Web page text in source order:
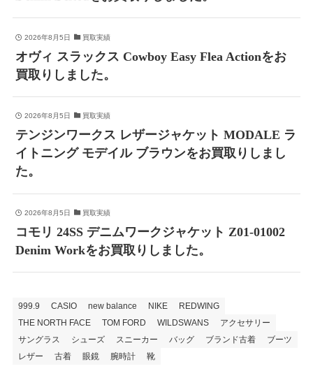
2026年8月5日 買取実績
オヴィ スラックス Cowboy Easy Flea Actionをお
買取りしました。
2026年8月5日 買取実績
テンジンワークス レザージャケット MODALE ラ
イトニング モデイル ブラウンをお買取りしまし
た。
2026年8月5日 買取実績
コモリ 24SS デニムワークジャケット Z01-01002
Denim Workをお買取りしました。
999.9 CASIO new balance NIKE
REDWING
THE NORTH FACE
TOM FORD WILDSWANS
アクセサリー
サングラス
シューズ スニーカー バッグ ブランド古着
ブーツ
レザー
古着 眼鏡 腕時計 靴